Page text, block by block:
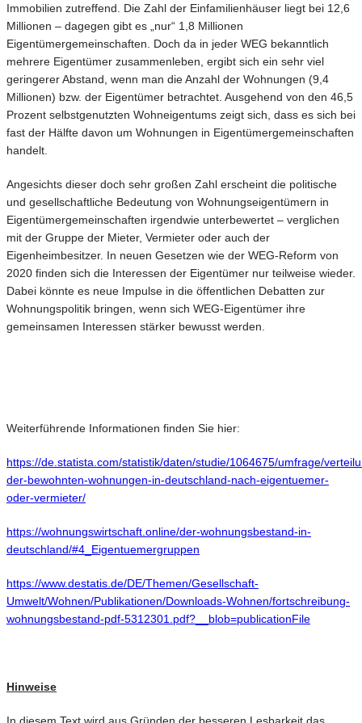
Immobilien zutreffend. Die Zahl der Einfamilienhäuser liegt bei 12,6
Millionen – dagegen gibt es „nur“ 1,8 Millionen
Eigentümergemeinschaften. Doch da in jeder WEG bekanntlich
mehrere Eigentümer zusammenleben, ergibt sich ein sehr viel
geringerer Abstand, wenn man die Anzahl der Wohnungen (9,4
Millionen) bzw. der Eigentümer betrachtet. Ausgehend von den 46,5
Prozent selbstgenutzten Wohneigentums zeigt sich, dass es sich bei
fast der Hälfte davon um Wohnungen in Eigentümergemeinschaften
handelt.
Angesichts dieser doch sehr großen Zahl erscheint die politische
und gesellschaftliche Bedeutung von Wohnungseigentümern in
Eigentümergemeinschaften irgendwie unterbewertet – verglichen
mit der Gruppe der Mieter, Vermieter oder auch der
Eigenheimbesitzer. In neuen Gesetzen wie der WEG-Reform von
2020 finden sich die Interessen der Eigentümer nur teilweise wieder.
Dabei könnte es neue Impulse in die öffentlichen Debatten zur
Wohnungspolitik bringen, wenn sich WEG-Eigentümer ihre
gemeinsamen Interessen stärker bewusst werden.
Weiterführende Informationen finden Sie hier:
https://de.statista.com/statistik/daten/studie/1064675/umfrage/
der-bewohnten-wohnungen-in-deutschland-nach-eigentuemer-
oder-vermieter/
https://wohnungswirtschaft.online/der-wohnungsbestand-in-
deutschland/#4_Eigentuemergruppen
https://www.destatis.de/DE/Themen/Gesellschaft-
Umwelt/Wohnen/Publikationen/Downloads-Wohnen/fortschreibung-
wohnungsbestand-pdf-5312301.pdf?__blob=publicationFile
Hinweise